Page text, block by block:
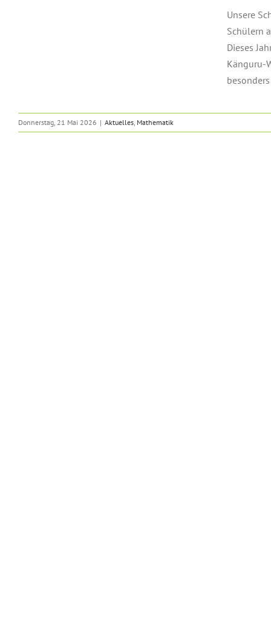
Unsere
Schülern
Dieses
Känguru-
Donnerstag, 21 Mai 2026 | Aktuelles, Mathematik